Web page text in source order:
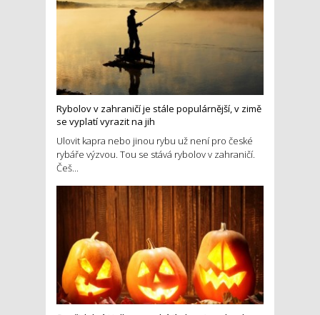
Rybolov v zahraničí je stále populárnější, v zimě
se vyplatí vyrazit na jih
Ulovit kapra nebo jinou rybu už není pro české
rybáře výzvou. Tou se stává rybolov v zahraničí.
Češ...